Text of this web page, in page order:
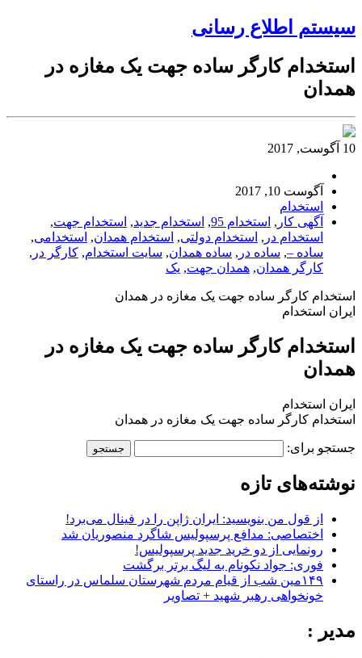
سیستم اطلاع رسانی
استخدام کارگر ساده جهت یک مغازه در
همدان
10 آگوست, 2017
آگوست 10, 2017
استخدام
آگهی کار , استخدام 95 , استخدام جدید, استخدام جهت,
استخدام در , استخدام دولتی, استخدام همدان, استخدامی,
ساده –, ساده در , ساده همدان, سایت استخدام, کارگر در ,
کارگر همدان, همدان جهت, یک
استخدام کارگر ساده جهت یک مغازه در همدان
ایران استخدام
استخدام کارگر ساده جهت یک مغازه در
همدان
ایران استخدام
استخدام کارگر ساده جهت یک مغازه در همدان
جستجو برای:
نوشته‌های تازه
از قول من بنویسید: ایران ژاپن را در فینال می‌برد!
اختصاصی: مدافع پرسپولیس شاگرد منصوریان شد
رونمایی از دو خرید جدید پرسپولیس!
فوری: جواد نکونام به لیگ برتر برگشت
۱۴۹مین شب از قیام مردم شهرستان سلماس در راستای
خونخواهی رهبر شهید + تصاویر
مدیر :